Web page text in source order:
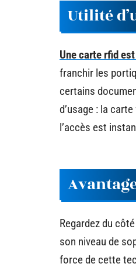
Utilité
Une carte rfid
franchir les
certains
d’usage : la
l’accès est
Regardez du
son niveau de
force de cette